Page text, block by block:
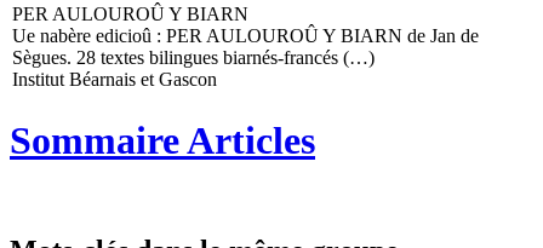
PER AULOUROÛ Y BIARN
Ue nabère edicioû : PER AULOUROÛ Y BIARN de Jan de
Sègues. 28 textes bilingues biarnés-francés (…)
Institut Béarnais et Gascon
Sommaire Articles